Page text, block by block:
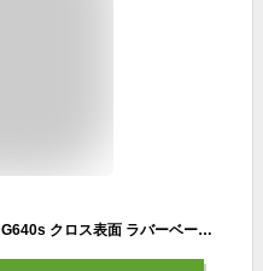
Logicool G ゲーミングマウスパッド G640s クロス表面 ラバーベース 大型サイズ 3mm厚 国内正規品 1年間無償保証